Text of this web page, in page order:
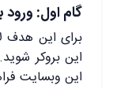
گام اول:
برای این هدف
این بروکر
این وبسایت